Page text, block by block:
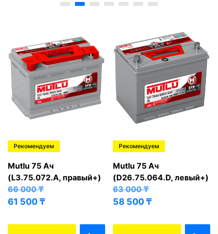
Рекомендуем
Mutlu 75 Ач
(L3.75.072.A, правый+)
66 000₸
61 500₸
Рекомендуем
Mutlu 75 Ач
(D26.75.064.D, левый+)
63 000₸
58 500₸